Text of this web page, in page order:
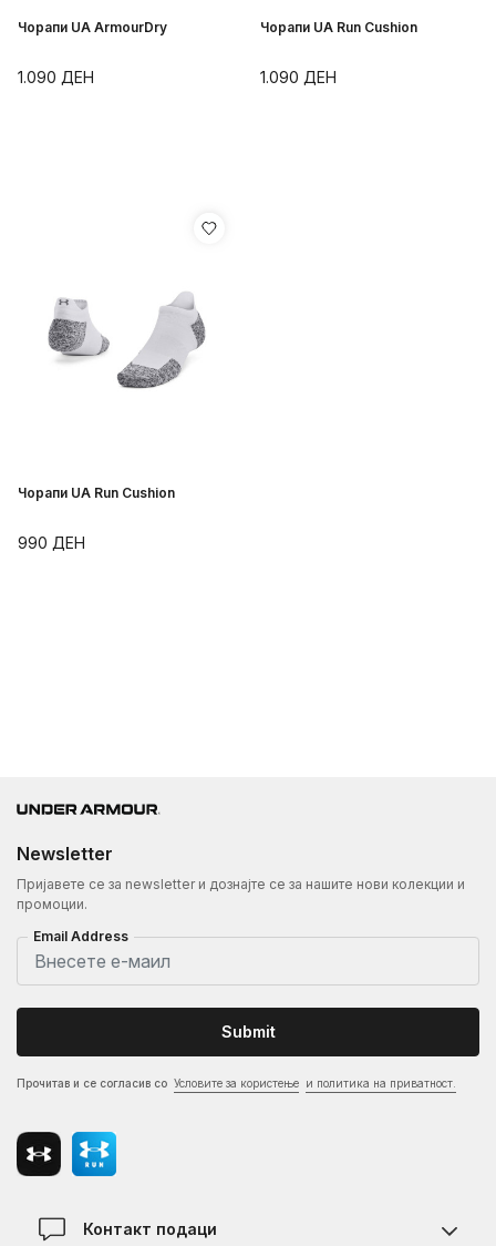
Чорапи UA ArmourDry
1.090 ДЕН
Чорапи UA Run Cushion
1.090 ДЕН
Чорапи UA Run Cushion
990 ДЕН
Newsletter
Пријавете се за newsletter и дознајте се за нашите нови колекции и
промоции.
Email Address
Submit
Прочитав и се согласив со Условите за користење и политика на приватност.
Контакт подаци